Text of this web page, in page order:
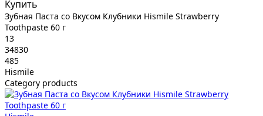
Купить
Зубная Паста со Вкусом Клубники Hismile Strawberry
Toothpaste 60 г
13
34830
485
Hismile
Category products